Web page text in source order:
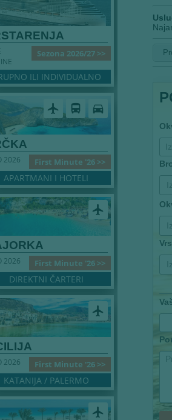
Sezona 2026/27 >>
ILI INDIVIDUALNO
airplanemode_active directions_bus directions_car
First Minute '26 >>
2026
APARTMANI I HOTELI
airplanemode_active
First Minute '26 >>
2026
DIREKTNI ČARTERI
airplanemode_active
First Minute '26 >>
2026
KATANIJA / PALERMO
airplanemode_active